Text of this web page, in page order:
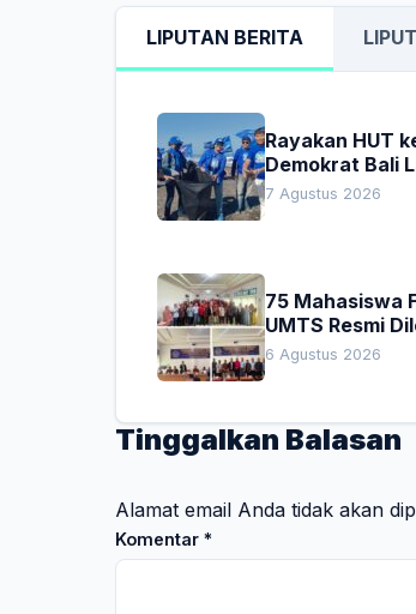
LIPUTAN BERITA
Rayakan HUT
Demokrat Bali
Nyata
7 Agustus 2026
75 Mahasiswa
UMTS Resmi
Dekan Titip
6 Agustus 2026
Tinggalkan Balasan
Alamat email Anda tidak akan
Komentar *